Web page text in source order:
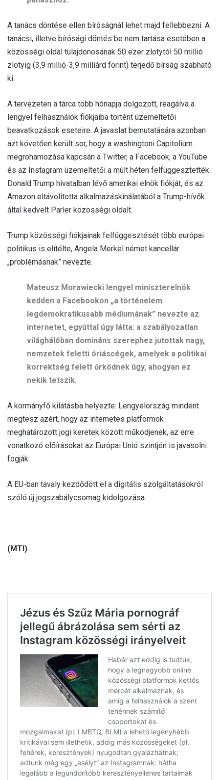
A tanács döntése ellen bíróságnál lehet majd fellebbezni. A
tanácsi, illetve bírósági döntés be nem tartása esetében a
közösségi oldal tulajdonosának 50 ezer zlotytól 50 millió
zlotyig (3,9 millió-3,9 milliárd forint) terjedő bírság szabható
ki.
A tervezeten a tárca több hónapja dolgozott, reagálva a
lengyel felhasználók fiókjaiba történt üzemeltetői
beavatkozások eseteire. A javaslat bemutatására azonban
azt követően került sor, hogy a washingtoni Capitolium
megrohamozása kapcsán a Twitter, a Facebook, a YouTube
és az Instagram üzemeltetői a múlt héten felfüggesztették
Donald Trump hivatalban lévő amerikai elnök fiókját, és az
Amazon eltávolította alkalmazáskínálatából a Trump-hívők
által kedvelt Parler közösségi oldalt.
Trump közösségi fiókjainak felfüggesztését több európai
politikus is elítélte, Angela Merkel német kancellár
„problémásnak” nevezte.
Mateusz Morawiecki lengyel miniszterelnök
kedden a Facebookon „a történelem
legdemokratikusabb médiumának” nevezte az
internetet, egyúttal úgy látta: a szabályozatlan
világhálóban domináns szerephez jutottak nagy,
nemzetek feletti óriáscégek, amelyek a politikai
korrektség felett őrködnek úgy, ahogyan ez
nekik tetszik.
A kormányfő kilátásba helyezte: Lengyelország mindent
megtesz azért, hogy az internetes platformok
meghatározott jogi keretek között működjenek, az erre
vonatkozó előírásokat az Európai Unió szintjén is javasolni
fogják.
A EU-ban tavaly kezdődött el a digitális szolgáltatásokról
szóló új jogszabálycsomag kidolgozása.
(MTI)